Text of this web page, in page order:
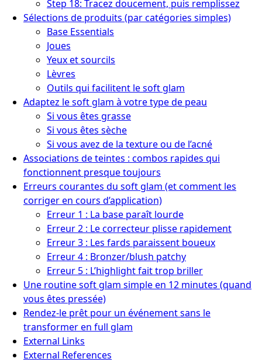
Step 18: Tracez doucement, puis remplissez
Sélections de produits (par catégories simples)
Base Essentials
Joues
Yeux et sourcils
Lèvres
Outils qui facilitent le soft glam
Adaptez le soft glam à votre type de peau
Si vous êtes grasse
Si vous êtes sèche
Si vous avez de la texture ou de l’acné
Associations de teintes : combos rapides qui
fonctionnent presque toujours
Erreurs courantes du soft glam (et comment les
corriger en cours d’application)
Erreur 1 : La base paraît lourde
Erreur 2 : Le correcteur plisse rapidement
Erreur 3 : Les fards paraissent boueux
Erreur 4 : Bronzer/blush patchy
Erreur 5 : L’highlight fait trop briller
Une routine soft glam simple en 12 minutes (quand
vous êtes pressée)
Rendez-le prêt pour un événement sans le
transformer en full glam
External Links
External References